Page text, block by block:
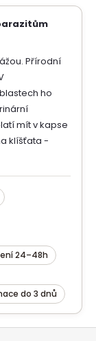
Přírodní
ho
mít v kapse
klíšťata -
24–48h
do 3 dnů